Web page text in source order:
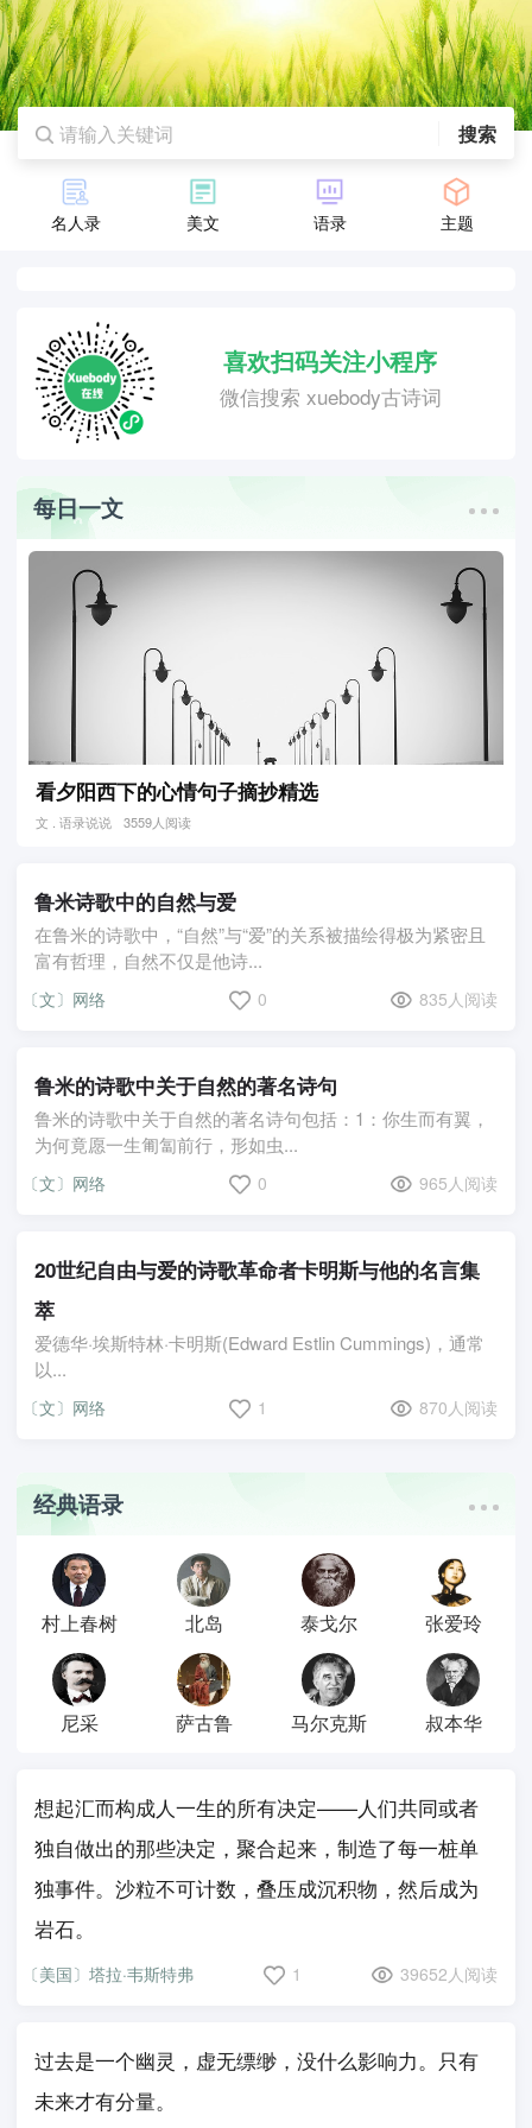
搜索
名人录 美文 语录 主题
喜欢扫码关注小程序
微信搜索 xuebody古诗词
每日一文
看夕阳西下的心情句子摘抄精选
文 . 语录说说 3559人阅读
鲁米诗歌中的自然与爱
在鲁米的诗歌中，“自然”与“爱”的关系被描绘得极为紧密且
富有哲理，自然不仅是他诗...
〔文〕网络 0 835人阅读
鲁米的诗歌中关于自然的著名诗句
鲁米的诗歌中关于自然的著名诗句包括：1：你生而有翼，
为何竟愿一生匍匐前行，形如虫...
〔文〕网络 0 965人阅读
20世纪自由与爱的诗歌革命者卡明斯与他的名言集
萃
爱德华·埃斯特林·卡明斯(Edward Estlin Cummings)，通常
以...
〔文〕网络 1 870人阅读
经典语录
村上春树 北岛 泰戈尔 张爱玲
尼采 萨古鲁 马尔克斯 叔本华
想起汇而构成人一生的所有决定——人们共同或者
独自做出的那些决定，聚合起来，制造了每一桩单
独事件。沙粒不可计数，叠压成沉积物，然后成为
岩石。
〔美国〕塔拉·韦斯特弗 1 39652人阅读
过去是一个幽灵，虚无缥缈，没什么影响力。只有
未来才有分量。